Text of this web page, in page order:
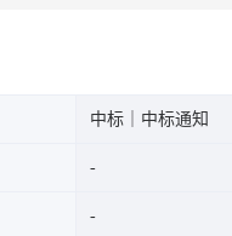
中标｜中标通知